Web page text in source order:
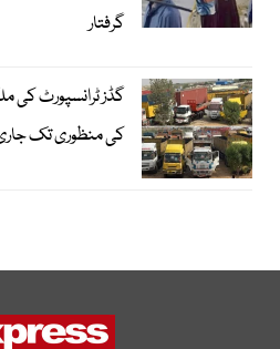
گرفتار
گڈز ٹرانسپورٹ کی
کی منظوری تک